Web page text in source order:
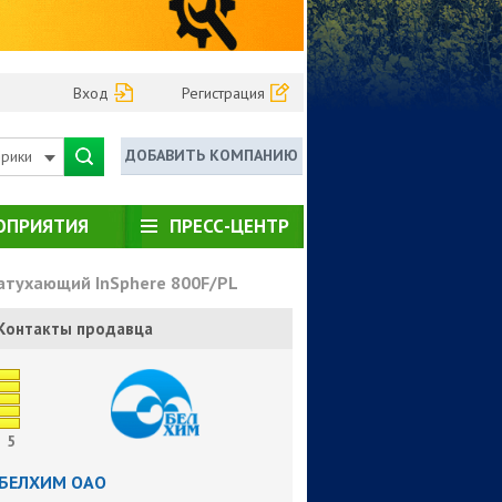
Вход Регистрация
ДОБАВИТЬ КОМПАНИЮ
ПРЕСС-ЦЕНТР
InSphere 800F/PL
продавца
5
БЕЛХИМ ОАО